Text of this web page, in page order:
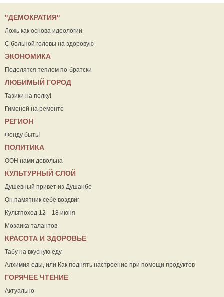
"ДЕМОКРАТИЯ"
Ложь как основа идеологии
С больной головы на здоровую
ЭКОНОМИКА
Поделятся теплом по-братски
ЛЮБИМЫЙ ГОРОД
Тазики на полку!
Гименей на ремонте
РЕГИОН
Фонду быть!
ПОЛИТИКА
ООН нами довольна
КУЛЬТУРНЫЙ СЛОЙ
Душевный привет из Душанбе
Он памятник себе воздвиг
Культпоход 12—18 июня
Мозаика талантов
КРАСОТА И ЗДОРОВЬЕ
Табу на вкусную еду
Алхимия еды, или Как поднять настроение при помощи продуктов
ГОРЯЧЕЕ ЧТЕНИЕ
Актуально